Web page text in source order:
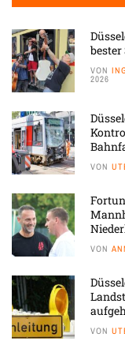
VON
2026
VON
VON
VON